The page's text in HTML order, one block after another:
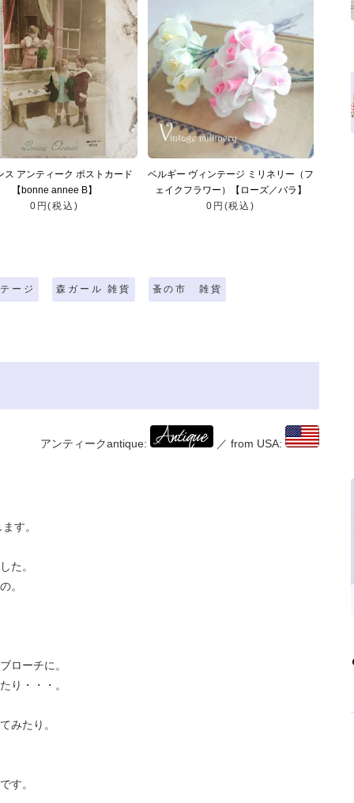
ス アンティーク ポストカード
【bonne annee B】
0円(税込)
ベルギー ヴィンテージ ミリネリー（フ
ェイクフラワー）【ローズ／バラ】
0円(税込)
ージ 森ガール 雑貨 蚤の市 雑貨
アンティークantique: ／ from USA:
す。
た。
。
ローチに。
り・・・。
みたり。
す。